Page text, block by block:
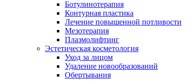
Ботулинотерапия
Контурная пластика
Лечение повышенной потливости
Мезотерапия
Плазмолифтинг
Эстетическая косметология
Уход за лицом
Удаление новообразований
Обертывания